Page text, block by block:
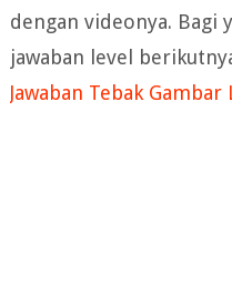
dengan videonya. Bagi
jawaban level
Jawaban Tebak Gambar